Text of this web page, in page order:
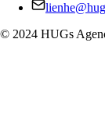
© 2024 HUGs